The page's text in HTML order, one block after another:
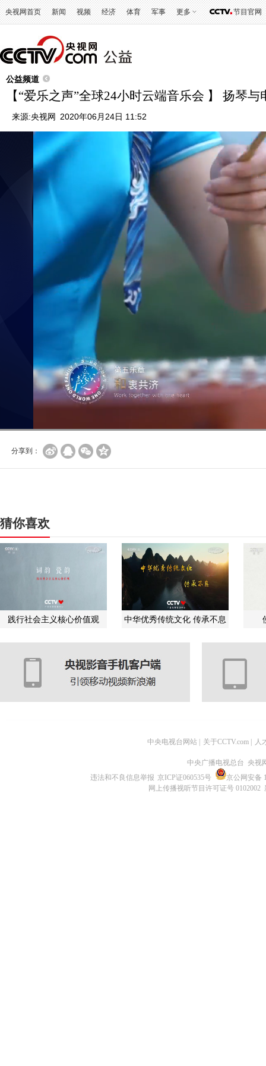
央视网首页 新闻 视频 经济 体育 军事 更多 节目官网
公益频道
【“爱乐之声”全球24小时云端音乐会 】 扬琴
来源:央视网 2020年06月24日 11:52
分享到：
猜你喜欢
践行社会主义核心价值观 中华优秀传统文化 传承不息
中央电视台网站 关于CCTV.com 人
中央广播电视总台 央视
违法和不良信息举报 京ICP证060535号
京公网安备
网上传播视听节目许可证号 0102002